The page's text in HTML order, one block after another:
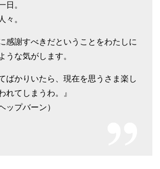
日。
々。
感謝すべきだということをわたしに
うな気がします。
ばかりいたら、現在を思うさま楽し
れてしまうわ。』
ップバーン）